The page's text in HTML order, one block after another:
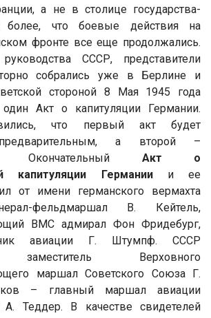
а не в столице государства-
более, что боевые действия на
фронте все еще продолжались.
СССР, представители
собрались уже в Берлине и
стороной 8 Мая 1945 года
Акт о капитуляции Германии.
что первый акт будет
а второй –
Окончательный Акт о
капитуляции Германиии ее
от имени германского вермахта
фельдмаршал В. Кейтель,
ВМС адмирал Фон Фридебург,
авиации Г. Штумпф. СССР
заместитель Верховного
маршал Советского Союза Г.
– главный маршал авиации
А. Теддер. В качестве свидетелей